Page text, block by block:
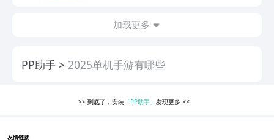
加载更多
PP助手 2025单机手游有哪些
>> 到底了，安装 「PP助手」 发现更多<<
友情链接